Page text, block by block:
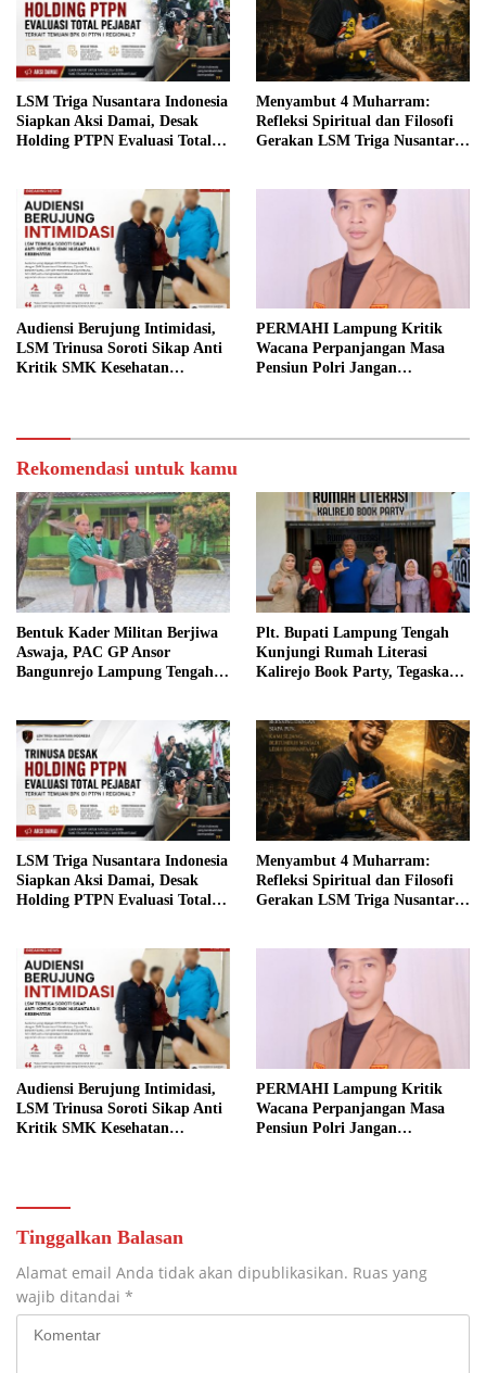
LSM Triga Nusantara Indonesia
Siapkan Aksi Damai, Desak
Holding PTPN Evaluasi Total
Menyambut 4 Muharram:
Refleksi Spiritual dan Filosofi
Gerakan LSM Triga Nusantara
Audiensi Berujung Intimidasi,
LSM Trinusa Soroti Sikap Anti
Kritik SMK Kesehatan
PERMAHI Lampung Kritik
Wacana Perpanjangan Masa
Pensiun Polri Jangan
Rekomendasi untuk kamu
Bentuk Kader Militan Berjiwa
Aswaja, PAC GP Ansor
Bangunrejo Lampung Tengah
Plt. Bupati Lampung Tengah
Kunjungi Rumah Literasi
Kalirejo Book Party, Tegaskan
LSM Triga Nusantara Indonesia
Siapkan Aksi Damai, Desak
Holding PTPN Evaluasi Total
Menyambut 4 Muharram:
Refleksi Spiritual dan Filosofi
Gerakan LSM Triga Nusantara
Audiensi Berujung Intimidasi,
LSM Trinusa Soroti Sikap Anti
Kritik SMK Kesehatan
PERMAHI Lampung Kritik
Wacana Perpanjangan Masa
Pensiun Polri Jangan
Tinggalkan Balasan
Alamat email Anda tidak akan dipublikasikan. Ruas yang
wajib ditandai *